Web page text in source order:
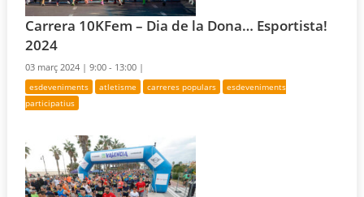
Carrera 10KFem – Dia de la Dona… Esportista!
2024
03 març 2024 |9:00 - 13:00 |
esdeveniments atletisme carreres populars
esdeveniments
participatius